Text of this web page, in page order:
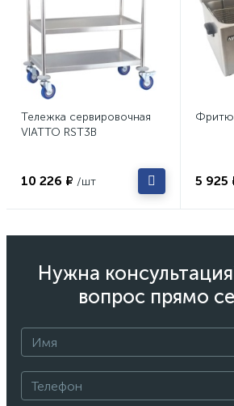
Тележка сервировочная
VIATTO RST3B
10 226 ₽ /шт 5 925
Нужна
вопрос прямо